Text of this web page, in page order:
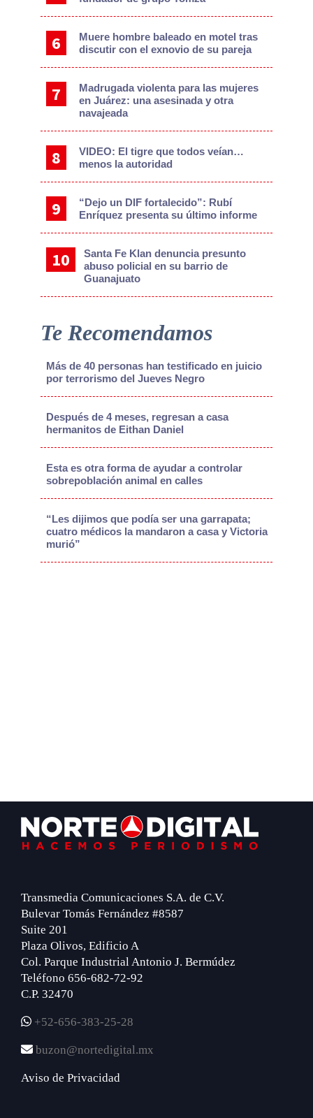
Muere hombre baleado en motel tras
discutir con el exnovio de su pareja
Madrugada violenta para las mujeres
en Juárez: una asesinada y otra
navajeada
VIDEO: El tigre que todos veían…
menos la autoridad
“Dejo un DIF fortalecido”: Rubí
Enríquez presenta su último informe
Santa Fe Klan denuncia presunto
abuso policial en su barrio de
Guanajuato
Te Recomendamos
Más de 40 personas han testificado en juicio
por terrorismo del Jueves Negro
Después de 4 meses, regresan a casa
hermanitos de Eithan Daniel
Esta es otra forma de ayudar a controlar
sobrepoblación animal en calles
“Les dijimos que podía ser una garrapata;
cuatro médicos la mandaron a casa y Victoria
murió”
Footer
Transmedia Comunicaciones S.A. de C.V.
Bulevar Tomás Fernández #8587
Suite 201
Plaza Olivos, Edificio A
Col. Parque Industrial Antonio J. Bermúdez
Teléfono 656-682-72-92
C.P. 32470
+52-656-383-25-28
buzon@nortedigital.mx
Aviso de Privacidad